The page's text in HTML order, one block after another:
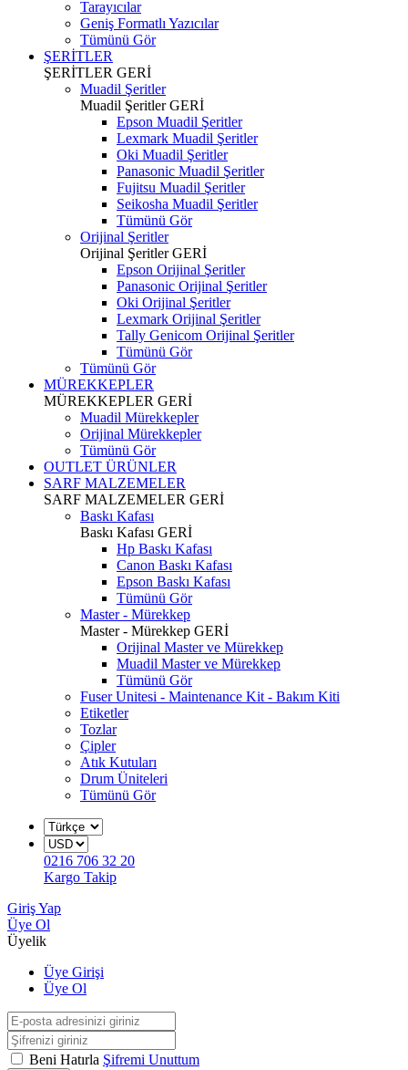
Tarayıcılar
Geniş Formatlı Yazıcılar
Tümünü Gör
ŞERİTLER
ŞERİTLER GERİ
Muadil Şeritler
Muadil ŞeritlerGERİ
Epson Muadil Şeritler
Lexmark Muadil Şeritler
Oki Muadil Şeritler
Panasonic Muadil Şeritler
Fujitsu Muadil Şeritler
Seikosha Muadil Şeritler
Tümünü Gör
Orijinal Şeritler
Orijinal ŞeritlerGERİ
Epson Orijinal Şeritler
Panasonic Orijinal Şeritler
Oki Orijinal Şeritler
Lexmark Orijinal Şeritler
Tally Genicom Orijinal Şeritler
Tümünü Gör
Tümünü Gör
MÜREKKEPLER
MÜREKKEPLER GERİ
Muadil Mürekkepler
Orijinal Mürekkepler
Tümünü Gör
OUTLET ÜRÜNLER
SARF MALZEMELER
SARF MALZEMELER GERİ
Baskı Kafası
Baskı Kafası GERİ
Hp Baskı Kafası
Canon Baskı Kafası
Epson Baskı Kafası
Tümünü Gör
Master - Mürekkep
Master - Mürekkep GERİ
Orijinal Master ve Mürekkep
Muadil Master ve Mürekkep
Tümünü Gör
Fuser Unitesi - Maintenance Kit - Bakım Kiti
Etiketler
Tozlar
Çipler
Atık Kutuları
Drum Üniteleri
Tümünü Gör
0216 706 32 20
Kargo Takip
Giriş Yap
Üye Ol
Üyelik
Üye Girişi
Üye Ol
Beni Hatırla Şifremi Unuttum